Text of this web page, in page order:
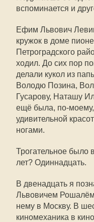
вспоминается и
Ефим Львович
кружок в доме
Петроградского
ходил. До сих пор
делали кукол из
Володю Позина,
Гусарову, Наташу
ещё была, по-
удивительной
ногами.
Трогательное было
лет? Одиннадцать.
В двенадцать я
Львовичем
нему в Москву. В
киномеханика в